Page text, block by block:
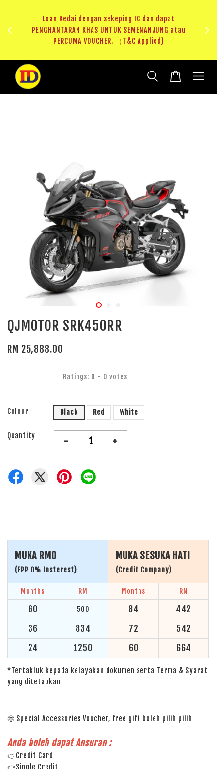
RM20 Voucher Khas untuk sparepart atau accessories
QJMOTOR SRK450RR
RM 25,888.00
Ratings: 0 - 0 votes
Colour Black Red White
Quantity - +
MUKA RM0
(EPP 0% Insterest)
MUKA SESUKA HATI
(Credit Company)
Months RM Months RM
60 500 84
442
36
834 72
542
24
1250 60 664
*Tertakluk kepada kelayakan dokumen serta Terma & Syarat
yang ditetapkan
🤩 Special Accessories Voucher, free gift boleh pilih pilih
Anda boleh dapat Ansuran :
👉Credit Card
👉Single Credit